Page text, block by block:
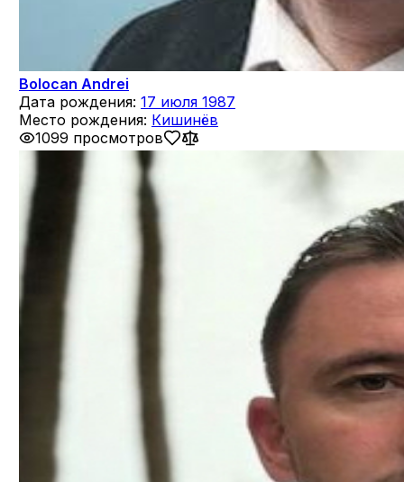
Bolocan Andrei
Дата рождения: 17 июля 1987
Место рождения: Кишинёв
1099 просмотров